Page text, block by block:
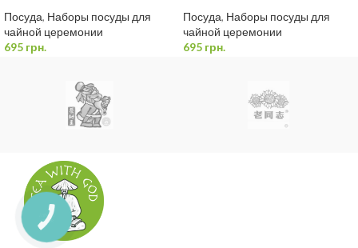
Посуда, Наборы посуды для
чайной церемонии
695 грн.
Посуда, Наборы посуды для
чайной церемонии
695 грн.